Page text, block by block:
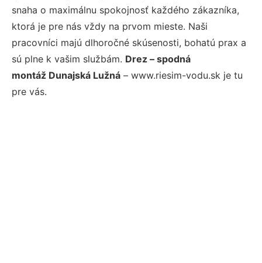
snaha o maximálnu spokojnosť každého zákazníka,
ktorá je pre nás vždy na prvom mieste. Naši
pracovníci majú dlhoročné skúsenosti, bohatú prax a
sú plne k vašim službám. Drez – spodná
montáž Dunajská Lužná – www.riesim-vodu.sk je tu
pre vás.